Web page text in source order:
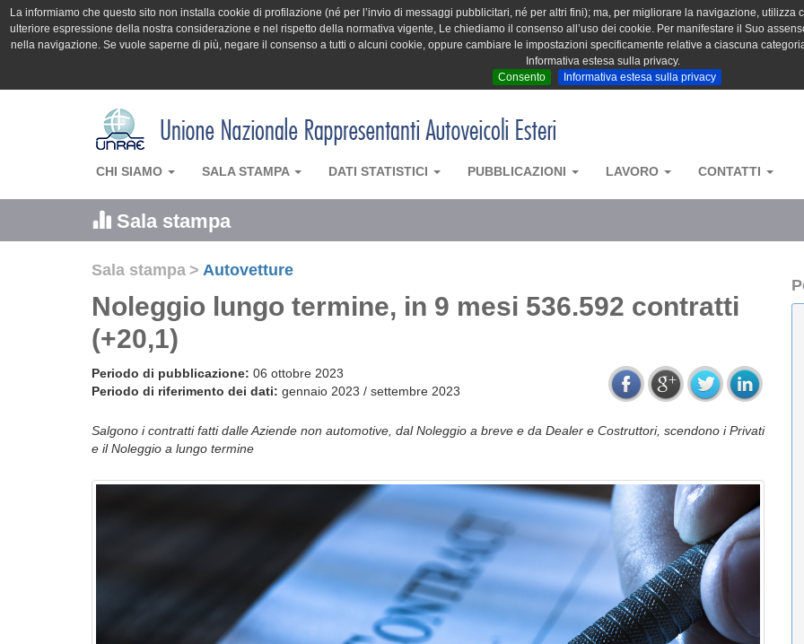
La informiamo che questo sito non installa cookie di profilazione (né per l’invio di messaggi pubblicitari, né per altri fini); ma, per migliorare la navigazione,
ulteriore espressione della nostra considerazione e nel rispetto della normativa vigente, Le chiediamo il consenso all’uso dei cookie. Per manifestare il Suo
nella navigazione. Se vuole saperne di più, negare il consenso a tutti o alcuni cookie, oppure cambiare le impostazioni specificamente relative a ciascuna
Informativa estesa sulla privacy.
Consento
Informativa estesa sulla privacy
CHI SIAMO SALA STAMPA DATI STATISTICI PUBBLICAZIONI LAVORO CONTATTI
Sala stampa
Sala stampa > Autovetture
Noleggio lungo termine, in 9 mesi 536.592 contratti
(+20,1)
Periodo di pubblicazione: 06 ottobre 2023
Periodo di riferimento dei dati: gennaio 2023 / settembre 2023
Salgono i contratti fatti dalle Aziende non automotive, dal Noleggio a breve e da Dealer e Costruttori, scendono i Privati
e il Noleggio a lungo termine